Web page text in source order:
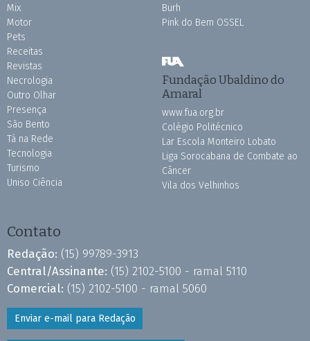
Mix
Motor
Pets
Receitas
Revistas
Necrologia
Outro Olhar
Presença
São Bento
Tá na Rede
Tecnologia
Turismo
Uniso Ciência
Burh
Pink do Bem OSSEL
Fundação Ubaldino do
Amaral
www.fua.org.br
Colégio Politécnico
Lar Escola Monteiro Lobato
Liga Sorocabana de Combate ao
Câncer
Vila dos Velhinhos
Contato
Redação: (15) 99789-3913
Central/Assinante: (15) 2102-5100 - ramal 5110
Comercial: (15) 2102-5100 - ramal 5060
Enviar e-mail para Redação